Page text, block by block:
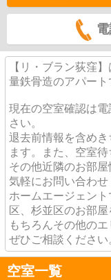
【リ・ブラン荻窪
量鉄骨造のアパート
現在の空室確認は
さい。
退去前情報を含め
ます。また、空室待
その他近隣のお部
気軽にお問い合わせ
ホームエージェン
区、杉並区のお部屋
もちろんその他の
ぜひご相談ください
空室一覧